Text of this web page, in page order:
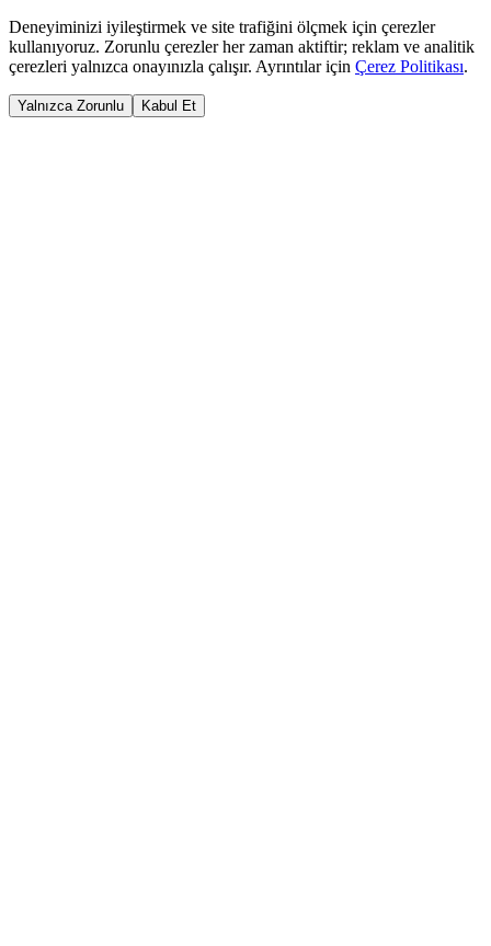
Deneyiminizi iyileştirmek ve site trafiğini ölçmek için çerezler
kullanıyoruz. Zorunlu çerezler her zaman aktiftir; reklam ve analitik
çerezleri yalnızca onayınızla çalışır. Ayrıntılar için Çerez Politikası.
Yalnızca Zorunlu Kabul Et